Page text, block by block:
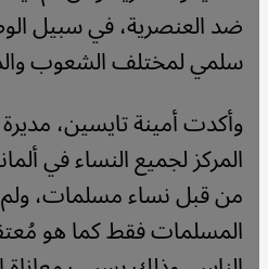
ضد العنصرية، في سبيل
سلمي لمختلف الشعوب
وأكدت أمينة تايسين،
المركز لجميع النساء في
من قبل نساء مسلمات، ولم
المسلمات فقط كما هو